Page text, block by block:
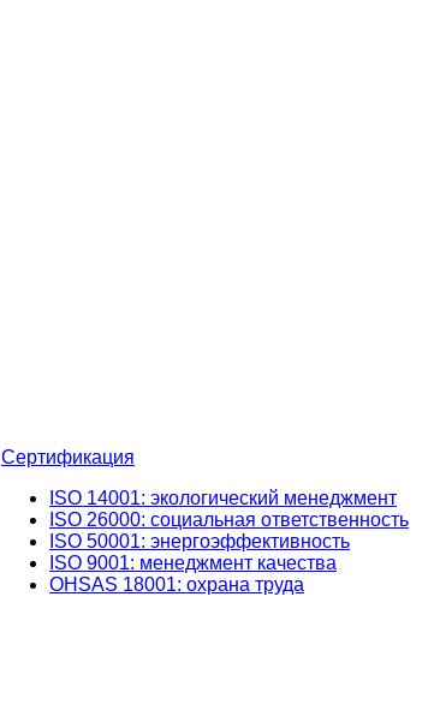
Сертификация
ISO 14001: экологический менеджмент
ISO 26000: социальная ответственность
ISO 50001: энергоэффективность
ISO 9001: менеджмент качества
OHSAS 18001: охрана труда